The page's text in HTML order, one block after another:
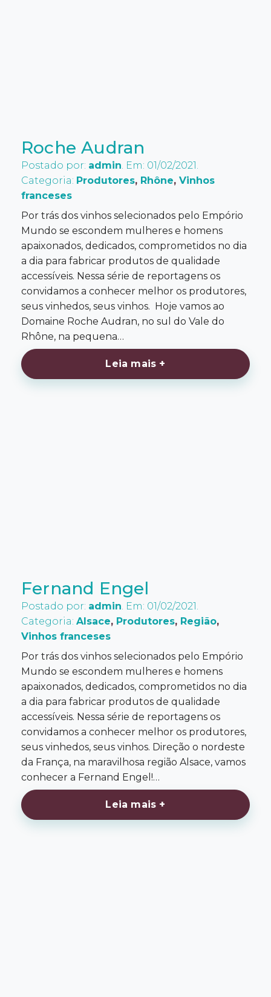
Roche Audran
Postado por: admin. Em: 01/02/2021.
Categoria: Produtores, Rhône, Vinhos
franceses
Por trás dos vinhos selecionados pelo Empório
Mundo se escondem mulheres e homens
apaixonados, dedicados, comprometidos no dia
a dia para fabricar produtos de qualidade
accessíveis. Nessa série de reportagens os
convidamos a conhecer melhor os produtores,
seus vinhedos, seus vinhos. Hoje vamos ao
Domaine Roche Audran, no sul do Vale do
Rhône, na pequena…
Leia mais +
Fernand Engel
Postado por: admin. Em: 01/02/2021.
Categoria: Alsace, Produtores, Região,
Vinhos franceses
Por trás dos vinhos selecionados pelo Empório
Mundo se escondem mulheres e homens
apaixonados, dedicados, comprometidos no dia
a dia para fabricar produtos de qualidade
accessíveis. Nessa série de reportagens os
convidamos a conhecer melhor os produtores,
seus vinhedos, seus vinhos. Direção o nordeste
da França, na maravilhosa região Alsace, vamos
conhecer a Fernand Engel!…
Leia mais +